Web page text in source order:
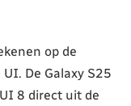
op de
De Galaxy S25
8 direct uit de